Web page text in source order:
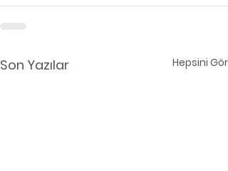
Son Yazılar Hepsini Gör